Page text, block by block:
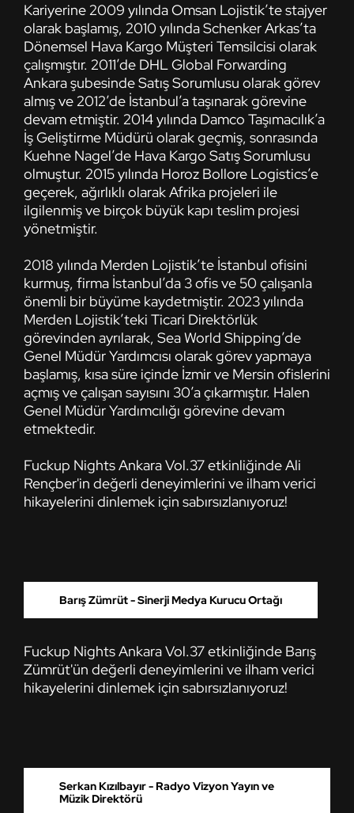
Kariyerine 2009 yılında Omsan Lojistik’te stajyer
olarak başlamış, 2010 yılında Schenker Arkas’ta
Dönemsel Hava Kargo Müşteri Temsilcisi olarak
çalışmıştır. 2011’de DHL Global Forwarding
Ankara şubesinde Satış Sorumlusu olarak görev
almış ve 2012’de İstanbul’a taşınarak görevine
devam etmiştir. 2014 yılında Damco Taşımacılık’a
İş Geliştirme Müdürü olarak geçmiş, sonrasında
Kuehne Nagel’de Hava Kargo Satış Sorumlusu
olmuştur. 2015 yılında Horoz Bollore Logistics’e
geçerek, ağırlıklı olarak Afrika projeleri ile
ilgilenmiş ve birçok büyük kapı teslim projesi
yönetmiştir.
2018 yılında Merden Lojistik’te İstanbul ofisini
kurmuş, firma İstanbul’da 3 ofis ve 50 çalışanla
önemli bir büyüme kaydetmiştir. 2023 yılında
Merden Lojistik’teki Ticari Direktörlük
görevinden ayrılarak, Sea World Shipping’de
Genel Müdür Yardımcısı olarak görev yapmaya
başlamış, kısa süre içinde İzmir ve Mersin ofislerini
açmış ve çalışan sayısını 30’a çıkarmıştır. Halen
Genel Müdür Yardımcılığı görevine devam
etmektedir.
Fuckup Nights Ankara Vol.37 etkinliğinde Ali
Rençber'in değerli deneyimlerini ve ilham verici
hikayelerini dinlemek için sabırsızlanıyoruz!
Barış Zümrüt - Sinerji Medya Kurucu Ortağı
Fuckup Nights Ankara Vol.37 etkinliğinde Barış
Zümrüt'ün değerli deneyimlerini ve ilham verici
hikayelerini dinlemek için sabırsızlanıyoruz!
Serkan Kızılbayır - Radyo Vizyon Yayın ve
Müzik Direktörü